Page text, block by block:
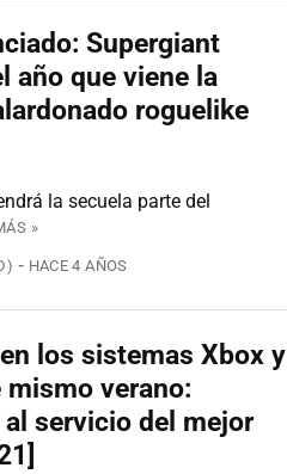
Supergiant
año que viene la
roguelike
la secuela parte del
»
HACE 4 AÑOS
los sistemas Xbox y
verano:
servicio del mejor